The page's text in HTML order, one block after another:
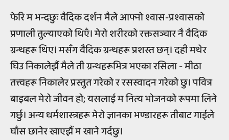
फेरि म भन्दछुः वैदिक दर्शन मैले आफ्नो श्वास-प्रश्वासको
प्रणाली तुल्याएको थिएँ। मेरो शरीरको रक्तसञ्चार नै वैदिक
ग्रन्थहरू थिए। मसँग वैदिक ग्रन्थहरू प्रशस्त छन्। दही मथेर
घिउ निकालेझैं मैले ती ग्रन्थहरूभित्र भएका रसिला - मीठा
तत्त्वहरू निकालेर प्रस्तुत गरेको र रसस्वादन गरेको छु। पवित्र
बाइबल मेरो जीवन हो; यसलाई म नित्य भोजनको रूपमा लिने
गर्छु। अन्य धर्मशास्त्रहरू मेरो ज्ञानका भण्डारहरू तीबाट गाईले
घाँस छानेर खाएझैं म खाने गर्दछु।